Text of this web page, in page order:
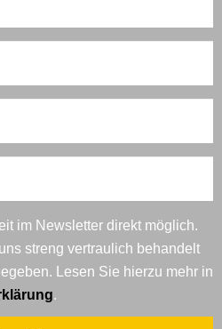
im Newsletter direkt möglich.
streng vertraulich behandelt
Lesen Sie hierzu mehr in
.